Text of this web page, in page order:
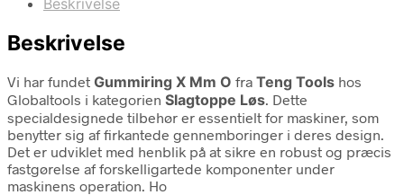
Beskrivelse
Beskrivelse
Vi har fundet Gummiring X Mm O fra Teng Tools hos
Globaltools i kategorien Slagtoppe Løs. Dette
specialdesignede tilbehør er essentielt for maskiner, som
benytter sig af firkantede gennemboringer i deres design.
Det er udviklet med henblik på at sikre en robust og præcis
fastgørelse af forskelligartede komponenter under
maskinens operation. Ho